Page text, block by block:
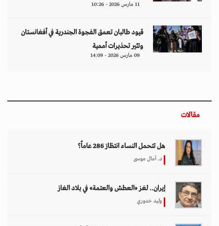
11 مارس 2026 - 10:26
قيود طالبان تعمق الفجوة الجندرية في أفغانستان
وتثير تحذيرات أممية
09 مارس 2026 - 14:09
مقالات
هل تتحمل النساء انتظارَ 286 عاماً؟
د. آمال موسى
إيران.. لغز «العطش والعتمة» في بلاد الغاز
وليد خدوري